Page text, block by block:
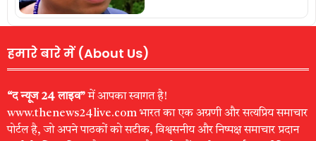
हमारे बारे में (About Us)
“द न्यूज 24 लाइव”में आपका स्वागत है!
www.thenews24live.com भारत का एक अग्रणी और सत्यप्रिय समाचार
पोर्टल है, जो अपने पाठकों को सटीक, विश्वसनीय और निष्पक्ष समाचार प्रदान